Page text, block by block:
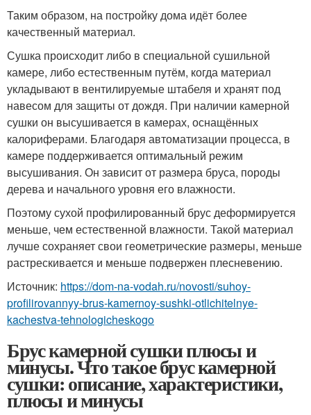
Таким образом, на постройку дома идёт более
качественный материал.
Сушка происходит либо в специальной сушильной
камере, либо естественным путём, когда материал
укладывают в вентилируемые штабеля и хранят под
навесом для защиты от дождя. При наличии камерной
сушки он высушивается в камерах, оснащённых
калориферами. Благодаря автоматизации процесса, в
камере поддерживается оптимальный режим
высушивания. Он зависит от размера бруса, породы
дерева и начального уровня его влажности.
Поэтому сухой профилированный брус деформируется
меньше, чем естественной влажности. Такой материал
лучше сохраняет свои геометрические размеры, меньше
растрескивается и меньше подвержен плесневению.
Источник: https://dom-na-vodah.ru/novosti/suhoy-
profilirovannyy-brus-kamernoy-sushki-otlichitelnye-
kachestva-tehnologicheskogo
Брус камерной сушки плюсы и
минусы. Что такое брус камерной
сушки: описание, характеристики,
плюсы и минусы